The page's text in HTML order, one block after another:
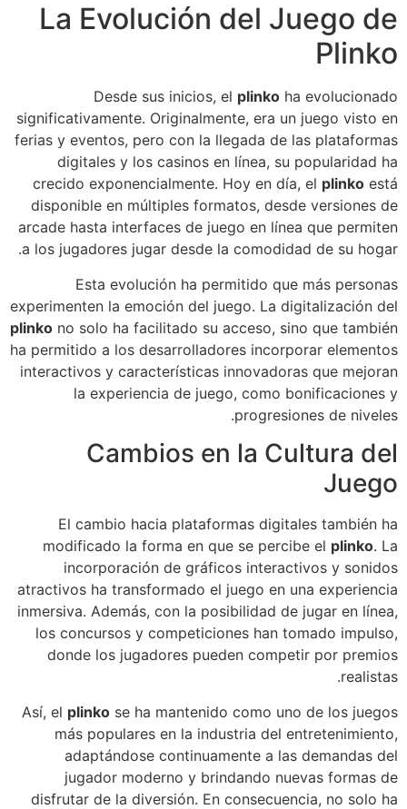
La Evolución del Juego de
Plinko
Desde sus inicios, el plinko ha evolucionado
significativamente. Originalmente, era un juego visto en
ferias y eventos, pero con la llegada de las plataformas
digitales y los casinos en línea, su popularidad ha
crecido exponencialmente. Hoy en día, el plinko está
disponible en múltiples formatos, desde versiones de
arcade hasta interfaces de juego en línea que permiten
a los jugadores jugar desde la comodidad de su hogar.
Esta evolución ha permitido que más personas
experimenten la emoción del juego. La digitalización del
plinko no solo ha facilitado su acceso, sino que también
ha permitido a los desarrolladores incorporar elementos
interactivos y características innovadoras que mejoran
la experiencia de juego, como bonificaciones y
progresiones de niveles.
Cambios en la Cultura del
Juego
El cambio hacia plataformas digitales también ha
modificado la forma en que se percibe el plinko. La
incorporación de gráficos interactivos y sonidos
atractivos ha transformado el juego en una experiencia
inmersiva. Además, con la posibilidad de jugar en línea,
los concursos y competiciones han tomado impulso,
donde los jugadores pueden competir por premios
realistas.
Así, el plinko se ha mantenido como uno de los juegos
más populares en la industria del entretenimiento,
adaptándose continuamente a las demandas del
jugador moderno y brindando nuevas formas de
disfrutar de la diversión. En consecuencia, no solo ha